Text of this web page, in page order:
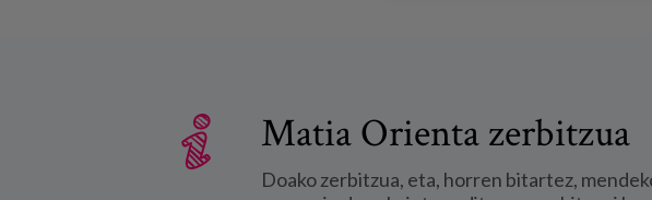
Matia Orienta zerbitzua
Doako zerbitzua, eta, horren bitartez,